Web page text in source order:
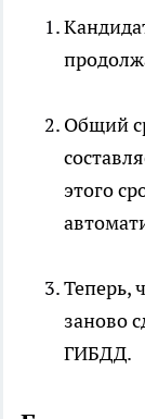
Общий
этого
Теперь,
заново
ГИБДД.